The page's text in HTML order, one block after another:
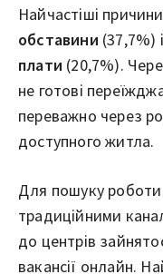
Найчастіші
обставини (37,7%) і
плати (20,7%).
не готові
переважно через
доступного житла.
Для пошуку роботи
традиційними
до центрів
вакансії онлайн.